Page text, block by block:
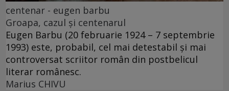
centenar - eugen barbu
Groapa, cazul și centenarul
Eugen Barbu (20 februarie 1924 – 7 septembrie
1993) este, probabil, cel mai detestabil și mai
controversat scriitor român din postbelicul
literar românesc.
Marius CHIVU